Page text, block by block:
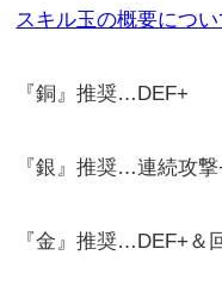
スキル玉の概要につ
『銅』推奨…DEF+
『銀』推奨…連続攻撃
『金』推奨…DEF+＆